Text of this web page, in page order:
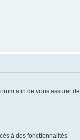
afin de vous assurer de
à des fonctionnalités